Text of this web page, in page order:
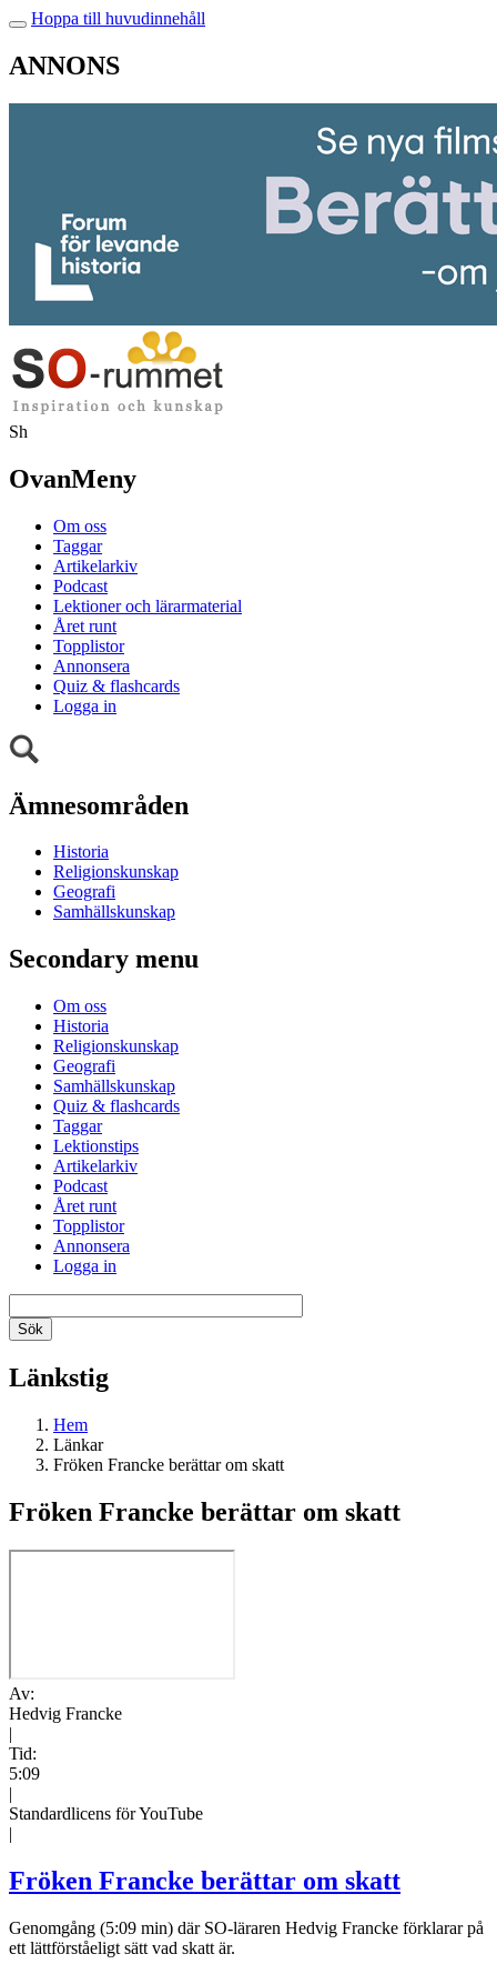
Hoppa till huvudinnehåll
ANNONS
Sh
OvanMeny
Om oss
Taggar
Artikelarkiv
Podcast
Lektioner och lärarmaterial
Året runt
Topplistor
Annonsera
Quiz & flashcards
Logga in
Ämnesområden
Historia
Religionskunskap
Geografi
Samhällskunskap
Secondary menu
Om oss
Historia
Religionskunskap
Geografi
Samhällskunskap
Quiz & flashcards
Taggar
Lektionstips
Artikelarkiv
Podcast
Året runt
Topplistor
Annonsera
Logga in
Länkstig
Hem
Länkar
Fröken Francke berättar om skatt
Fröken Francke berättar om skatt
Av:
Hedvig Francke
|
Tid:
5:09
|
Standardlicens för YouTube
|
Fröken Francke berättar om skatt
Genomgång (5:09 min) där SO-läraren Hedvig Francke förklarar på
ett lättförståeligt sätt vad skatt är.